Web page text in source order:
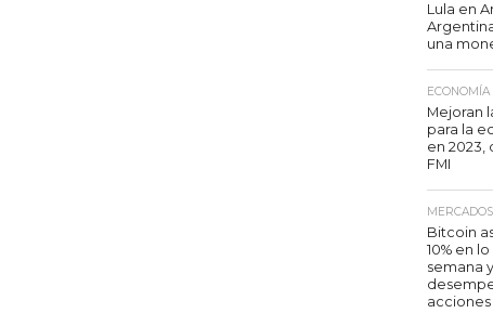
Lula en
una
ECONOMÍA
Mejoran
para la
en 2023,
FMI
MERCADOS
Bitcoin
10% en
semana
acciones